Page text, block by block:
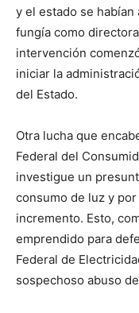
y el estado se habían
fungía como
intervención
iniciar la
del Estado.
Otra lucha que
Federal del
investigue un
consumo de luz y
incremento. Esto,
emprendido para
Federal de
sospechoso abuso